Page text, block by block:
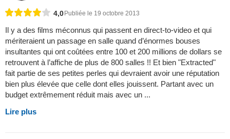
4,0 Publiée le 19 octobre 2013
Il y a des films méconnus qui passent en direct-to-video et qui
mériteraient un passage en salle quand d’énormes bouses
insultantes qui ont coûtées entre 100 et 200 millions de dollars se
retrouvent à l’affiche de plus de 800 salles !! Et bien "Extracted"
fait partie de ses petites perles qui devraient avoir une réputation
bien plus élevée que celle dont elles jouissent. Partant avec un
budget extrêmement réduit mais avec un ...
Lire plus